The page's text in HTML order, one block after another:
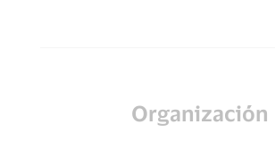
Organización